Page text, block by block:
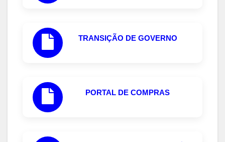
TRANSIÇÃO DE GOVERNO
PORTAL DE COMPRAS